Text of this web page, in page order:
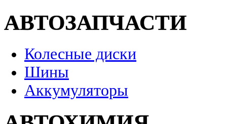
АВТОЗАПЧАСТИ
Колесные диски
Шины
Аккумуляторы